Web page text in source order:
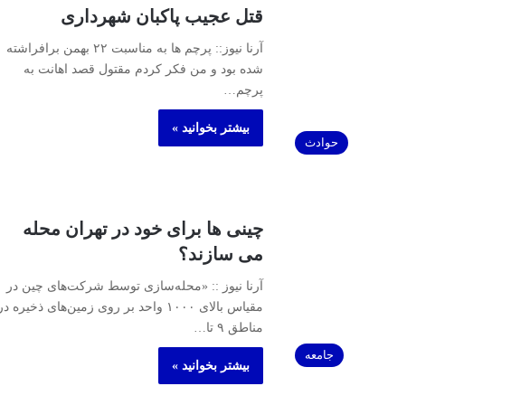
حوادث
قتل عجیب پاکبان شهرداری
آرنا نیوز:: پرچم ها به مناسبت ۲۲ بهمن برافراشته
شده بود و من فکر کردم مقتول قصد اهانت به
پرچم…
بیشتر بخوانید »
جامعه
چینی ها برای خود در تهران محله
می سازند؟
آرنا نیوز :: «محله‌‌‌سازی توسط شرکت‌های چین در
مقیاس بالای ۱۰۰۰ واحد بر روی زمین‌‌‌های ذخیره در
مناطق ۹ تا…
بیشتر بخوانید »